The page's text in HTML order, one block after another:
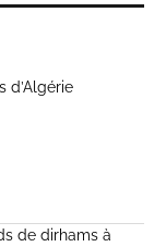
d’Algérie
de dirhams à